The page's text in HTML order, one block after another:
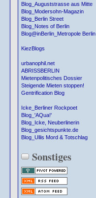
Blog_Auguststrasse aus Mitte
Blog_Modersohn-Magazin
Blog_Berlin Street
Blog_Notes of Berlin
Blog@inBerlin_Metropole Berlin
KiezBlogs
urbanophil.net
ABRISSBERLIN
Mietenpolitisches Dossier
Steigende Mieten stoppen!
Gentrification Blog
Icke_Berliner Rockpoet
Blog_'AQua!'
Blog_Icke, Neuberlinerin
Blog_gesichtspunkte.de
Blog_Ullis Mord & Totschlag
Sonstiges